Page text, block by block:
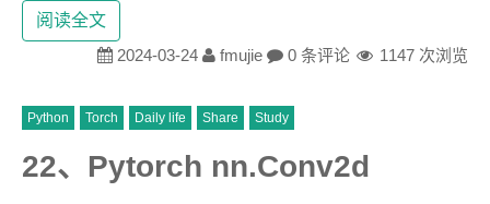
阅读全文
2024-03-24
fmujie 0 条评论 1147 次浏览
Python Torch Daily life Share Study
22、Pytorch nn.Conv2d